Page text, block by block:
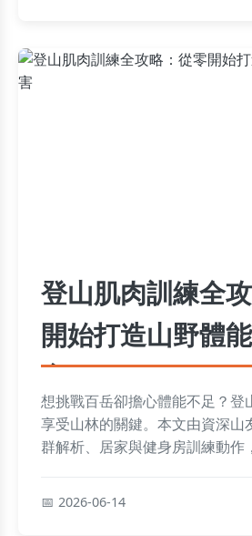
登山肌肉訓練全
開始打造山野體
害
想挑戰百岳卻擔心體能不足？登
享受山林的關鍵。本文由資深山
群解析、居家與健身房訓練動作
2026-06-14